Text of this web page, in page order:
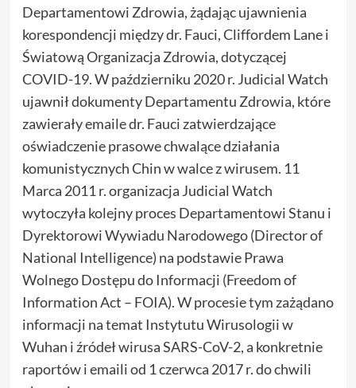
Departamentowi Zdrowia, żądając ujawnienia
korespondencji między dr. Fauci, Cliffordem Lane i
Światową Organizacja Zdrowia, dotyczącej
COVID-19. W październiku 2020 r. Judicial Watch
ujawnił dokumenty Departamentu Zdrowia, które
zawierały emaile dr. Fauci zatwierdzające
oświadczenie prasowe chwalące działania
komunistycznych Chin w walce z wirusem. 11
Marca 2011 r. organizacja Judicial Watch
wytoczyła kolejny proces Departamentowi Stanu i
Dyrektorowi Wywiadu Narodowego (Director of
National Intelligence) na podstawie Prawa
Wolnego Dostępu do Informacji (Freedom of
Information Act – FOIA). W procesie tym zażądano
informacji na temat Instytutu Wirusologii w
Wuhan i źródeł wirusa SARS-CoV-2, a konkretnie
raportów i emaili od 1 czerwca 2017 r. do chwili